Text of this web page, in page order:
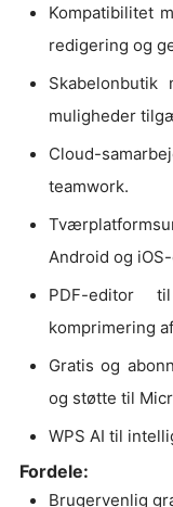
Kompatibilitet
redigering og
muligheder
Cloud-
teamwork.
Android og
PDF-editor
komprimering
Gratis og
og støtte til
WPS AI til
Fordele:
Brugervenlig